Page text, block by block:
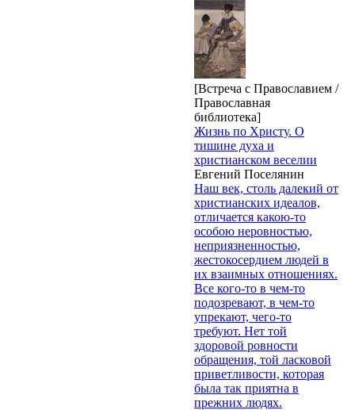
[Встреча с Православием /
Православная
библиотека]
Жизнь по Христу. О
тишине духа и
христианском веселии
Евгений Поселянин
Наш век, столь далекий от
христианских идеалов,
отличается какою-то
особою неровностью,
неприязненностью,
жестокосердием людей в
их взаимных отношениях.
Все кого-то в чем-то
подозревают, в чем-то
упрекают, чего-то
требуют. Нет той
здоровой ровности
обращения, той ласковой
приветливости, которая
была так приятна в
прежних людях.